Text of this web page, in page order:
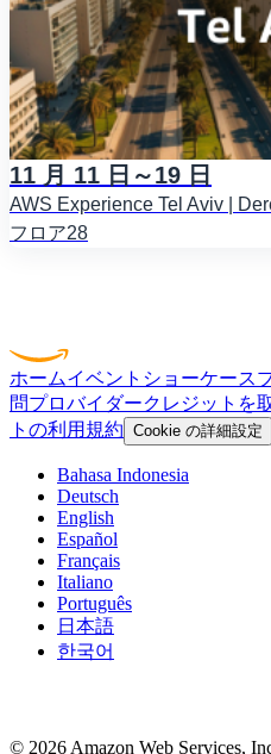
11 月 11 日～19 日
AWS Experience Tel Aviv |
フロア28
ホームイベント ショーケース
問プロバイダークレジットを
トの利用規約 Cookie の詳細設定
Bahasa Indonesia
Deutsch
English
Español
Français
Italiano
Português
日本語
한국어
© 2026 Amazon Web Services,